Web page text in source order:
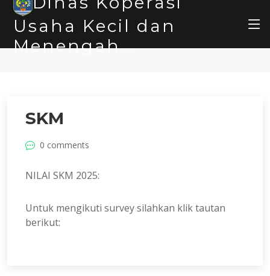
Usaha Kecil dan
Menengah...
SKM
0 comments
NILAI SKM 2025:
Untuk mengikuti survey silahkan klik tautan
berikut: